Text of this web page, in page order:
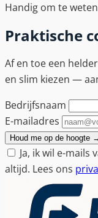
Handig om te weten
Praktische
Af en toe een
en slim kiezen —
Bedrijfsnaam
E-mailadres
Houd me op de hoogte
Ja, ik wil e-mails
altijd. Lees ons